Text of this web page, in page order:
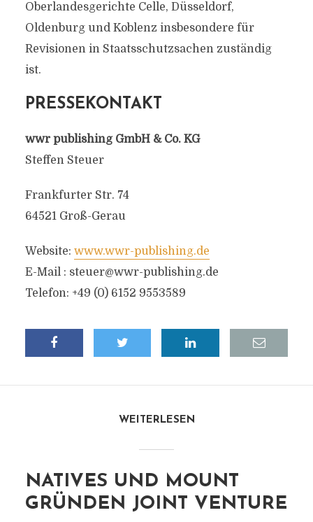
Oberlandesgerichte Celle, Düsseldorf,
Oldenburg und Koblenz insbesondere für
Revisionen in Staatsschutzsachen zuständig
ist.
PRESSEKONTAKT
wwr publishing GmbH & Co. KG
Steffen Steuer
Frankfurter Str. 74
64521 Groß-Gerau
Website: www.wwr-publishing.de
E-Mail : steuer@wwr-publishing.de
Telefon: +49 (0) 6152 9553589
WEITERLESEN
NATIVES UND MOUNT
GRÜNDEN JOINT VENTURE